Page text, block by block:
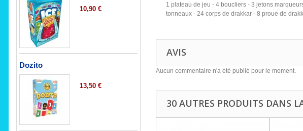
10,90 €
Dozito
13,50 €
1 plateau de jeu - 4 boucliers - 3 jetons
tonneaux - 24 corps de drakkar - 8 proue de
AVIS
Aucun commentaire n'a été publié pour le moment.
30 AUTRES PRODUITS DANS